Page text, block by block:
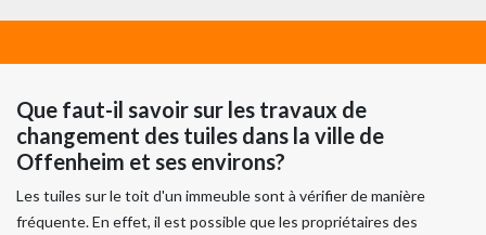
Que faut-il savoir sur les travaux de
changement des tuiles dans la ville de
Offenheim et ses environs?
Les tuiles sur le toit d'un immeuble sont à vérifier de manière
fréquente. En effet, il est possible que les propriétaires des